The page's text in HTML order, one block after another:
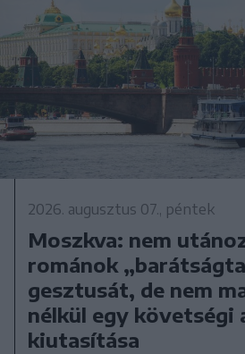
2026. augusztus 07., péntek
Moszkva: nem
románok
gesztusát, de nem
nélkül egy követségi
kiutasítása